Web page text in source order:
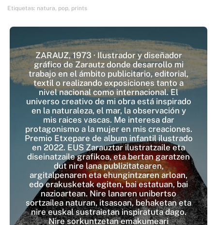
Etiquetas: natura, pop, prints
ZARAUZ, 1973 · Ilustrador y diseñador
gráfico de Zarautz donde desarrollo mi
trabajo en el ámbito publicitario, editorial,
textil o realizando exposiciones tanto a
nivel nacional como internacional. El
universo creativo de mi obra está inspirado
en la naturaleza, el mar, la observación y
mis raices vascas. Me interesa dar
protagonismo a la mujer en mis creaciones.
Premio Etxepare de album infantil ilustrado
en 2022. EUS Zarauztar ilustratzaile eta
diseinatzaile grafikoa, eta bertan garatzen
dut nire lana publizitatearen,
argitalpenaren eta ehungintzaren arloan,
edo erakusketak egiten, bai estatuan, bai
nazioartean. Nire lanaren unibertso
sortzailea naturan, itsasoan, behaketan eta
nire euskal sustraietan inspiratuta dago.
Nire sorkuntzetan emakumeari